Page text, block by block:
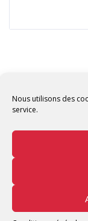
Nous utilisons des
service.
Copyright
Tunisian